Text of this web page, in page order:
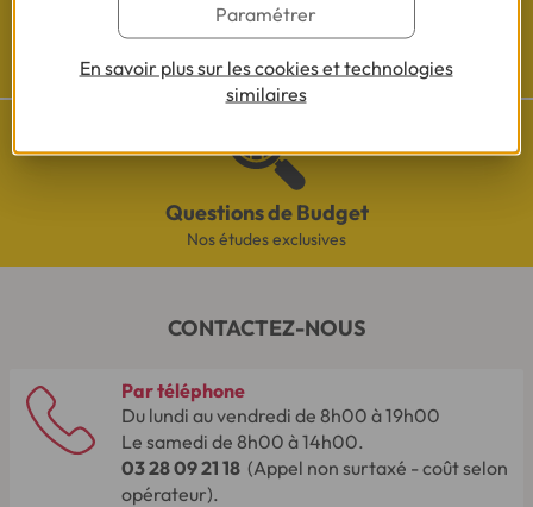
Cofidis sur les
réseaux sociaux
Questions de Budget
Nos études exclusives
CONTACTEZ-NOUS
Par téléphone
Du lundi au vendredi de 8h00 à 19h00
Le samedi de 8h00 à 14h00.
03 28 09 21 18 (Appel non surtaxé - coût selon
opérateur).
Paramétrer
En savoir plus sur les cookies et technologies
similaires